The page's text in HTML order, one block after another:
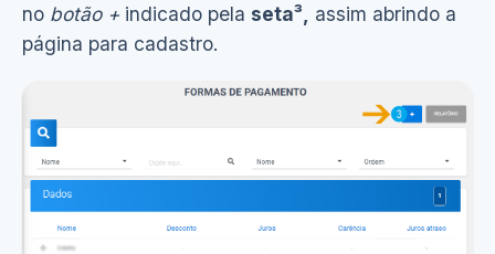
no botão + indicado pela seta³,
assim abrindo a
página para cadastro.